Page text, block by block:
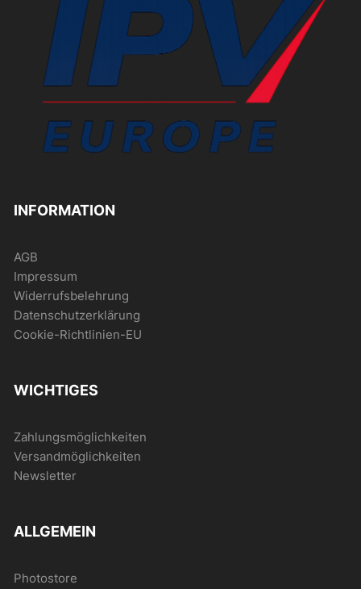
INFORMATION
AGB
Impressum
Widerrufsbelehrung
Datenschutzerklärung
Cookie-Richtlinien-EU
WICHTIGES
Zahlungsmöglichkeiten
Versandmöglichkeiten
Newsletter
ALLGEMEIN
Photostore